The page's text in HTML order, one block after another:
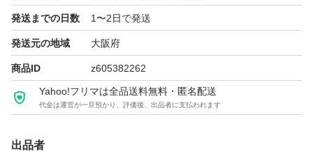
発送までの日数 1〜2日で発送
発送元の地域 大阪府
商品ID z605382262
Yahoo!フリマは全品送料無料・匿名配送
代金は運営が一旦預かり、評価後、出品者に支払われます
出品者